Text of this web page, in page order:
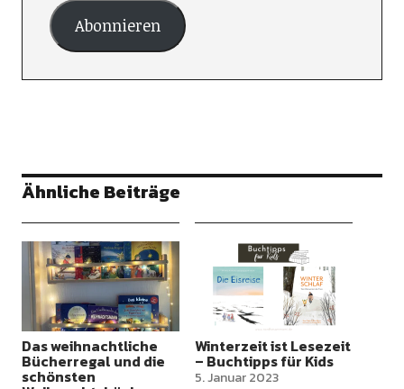
Abonnieren
Ähnliche Beiträge
Das weihnachtliche
Bücherregal und die
schönsten
Winterzeit ist Lesezeit
– Buchtipps für Kids
5. Januar 2023